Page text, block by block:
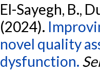
El-Sayegh, B.,
(2024).
novel quality
dysfunction.